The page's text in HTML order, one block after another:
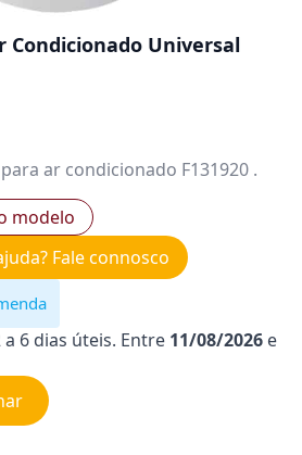
Condicionado Universal
ar condicionado F131920 .
modelo
Fale connosco
6 dias úteis. Entre 11/08/2026 e